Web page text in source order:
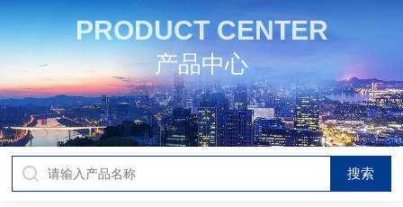
PRODUCT CENTER
产品中心